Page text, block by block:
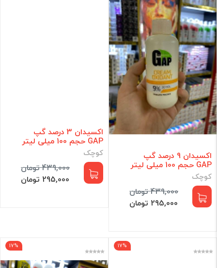
اکسیدان 9 درصد گپ
GAP حجم 100 میلی لیتر
کوچک
439,000 تومان
295,000 تومان
اکسیدان 3 درصد گپ
GAP حجم 100 میلی لیتر
کوچک
439,000 تومان
295,000 تومان
17%
17%